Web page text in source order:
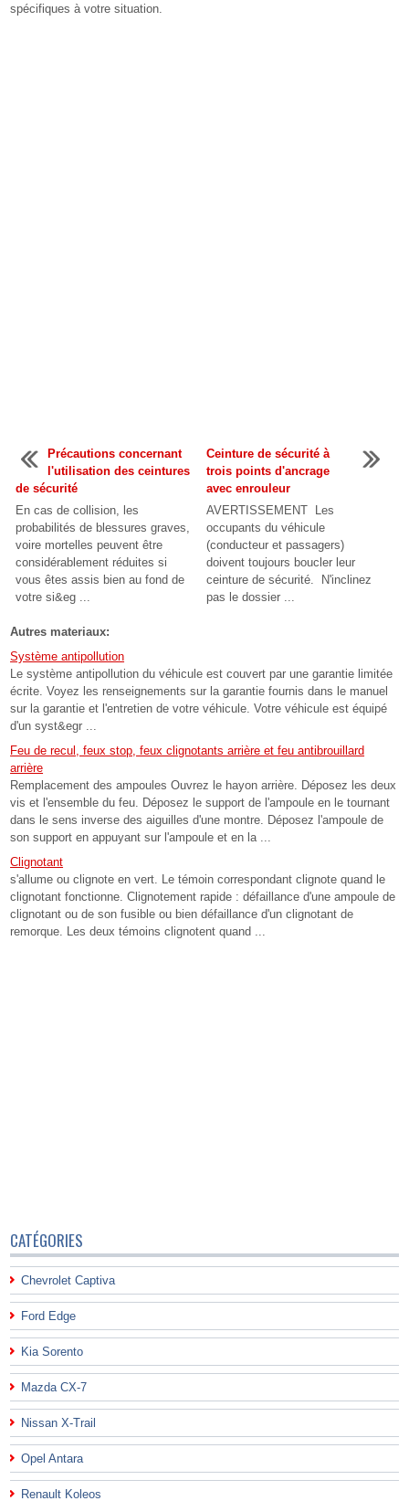
spécifiques à votre situation.
Précautions concernant
l'utilisation des ceintures
de sécurité
En cas de collision, les
probabilités de blessures graves,
voire mortelles peuvent être
considérablement réduites si
vous êtes assis bien au fond de
votre si&eg ...
Ceinture de sécurité à
trois points d'ancrage
avec enrouleur
AVERTISSEMENT Les
occupants du véhicule
(conducteur et passagers)
doivent toujours boucler leur
ceinture de sécurité. N'inclinez
pas le dossier ...
Autres materiaux:
Système antipollution
Le système antipollution du véhicule est couvert par une garantie limitée
écrite. Voyez les renseignements sur la garantie fournis dans le manuel
sur la garantie et l'entretien de votre véhicule. Votre véhicule est équipé
d'un syst&egr ...
Feu de recul, feux stop, feux clignotants arrière et feu antibrouillard
arrière
Remplacement des ampoules Ouvrez le hayon arrière. Déposez les deux
vis et l'ensemble du feu. Déposez le support de l'ampoule en le tournant
dans le sens inverse des aiguilles d'une montre. Déposez l'ampoule de
son support en appuyant sur l'ampoule et en la ...
Clignotant
s'allume ou clignote en vert. Le témoin correspondant clignote quand le
clignotant fonctionne. Clignotement rapide : défaillance d'une ampoule de
clignotant ou de son fusible ou bien défaillance d'un clignotant de
remorque. Les deux témoins clignotent quand ...
CATÉGORIES
Chevrolet Captiva
Ford Edge
Kia Sorento
Mazda CX-7
Nissan X-Trail
Opel Antara
Renault Koleos